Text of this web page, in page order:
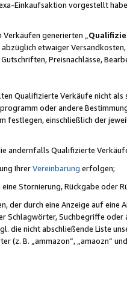
Einkaufsaktion vorgestellt
generierten „
etwaiger
Preisnachlässe,
Qualifizierte Verkäufe nicht
oder andere
festlegen, einschließlich der
andernfalls Qualifizierte
IhrerVereinbarung erfolgen;
Stornierung, Rückgabe oder
der durch eine Anzeige auf
Schlagwörter, Suchbegriffe
die nicht abschließende Liste
(z. B. „ammazon“, „amaozn“